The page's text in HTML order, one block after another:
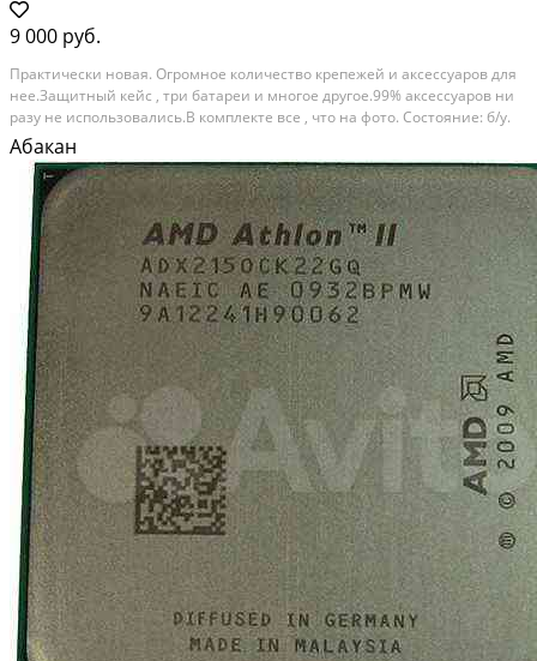
9 000 руб.
Практически новая. Огромное количество крепежей и аксессуаров для
нее.Защитный кейс , три батареи и многое другое.99% аксессуаров ни
разу не использовались.В комплекте все , что на фото. Состояние: б/у.
Абакан